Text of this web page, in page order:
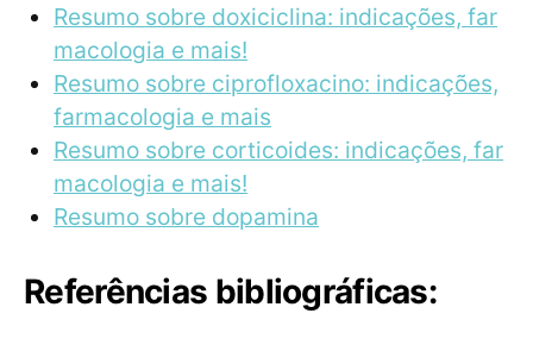
Resumo sobre doxiciclina: indicações, far
macologia e mais!
Resumo sobre ciprofloxacino: indicações,
farmacologia e mais
Resumo sobre corticoides: indicações, far
macologia e mais!
Resumo sobre dopamina
Referências bibliográficas: